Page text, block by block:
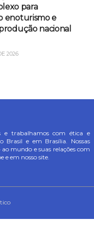
para
enoturismo e
nacional
2026
e trabalhamos com ética e
Brasil e em Brasília. Nossas
mundo e suas relações com
e em nosso site.